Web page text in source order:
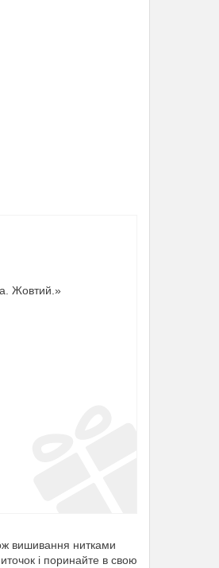
Жовтий.»
вишивання нитками
і поринайте в свою